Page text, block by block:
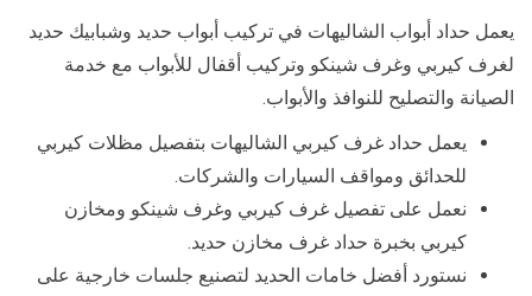
يعمل حداد أبواب الشاليهات في تركيب أبواب حديد وشبابيك حديد
لغرف كيربي وغرف شينكو وتركيب أقفال للأبواب مع خدمة
الصيانة والتصليح للنوافذ والأبواب.
يعمل حداد غرف كيربي الشاليهات بتفصيل مظلات كيربي
للحدائق ومواقف السيارات والشركات.
نعمل على تفصيل غرف كيربي وغرف شينكو ومخازن
كيربي بخبرة حداد غرف مخازن حديد.
نستورد أفضل خامات الحديد لتصنيع جلسات خارجية على